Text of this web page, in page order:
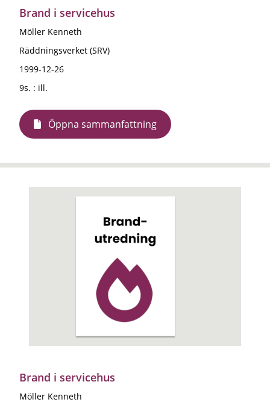
Brand i servicehus
Möller Kenneth
Räddningsverket (SRV)
1999-12-26
9s. : ill.
Öppna sammanfattning
Brand i servicehus
Möller Kenneth